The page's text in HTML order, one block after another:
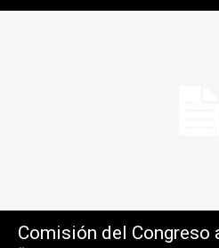
Comisión del